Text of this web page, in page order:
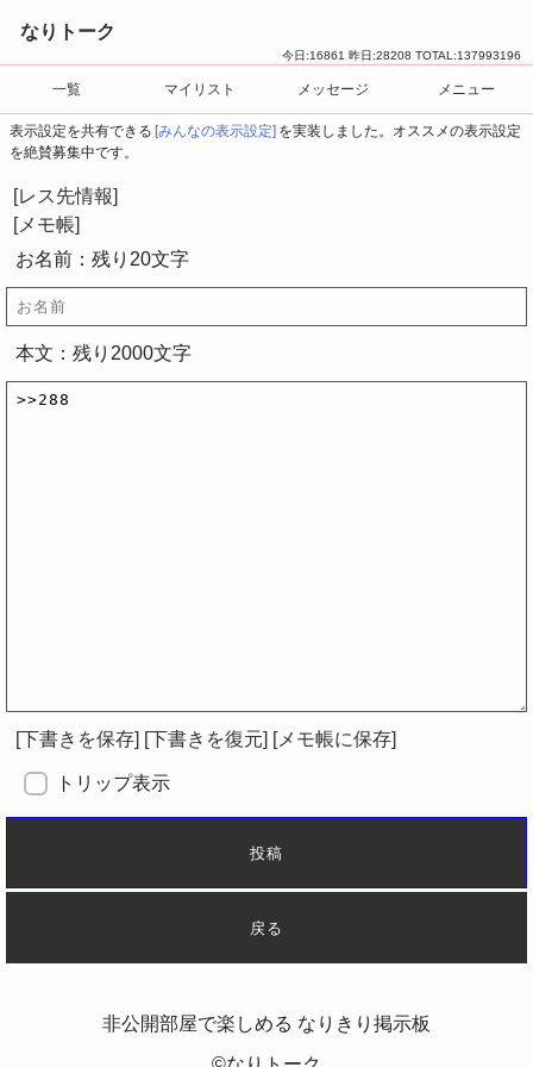
なりトーク
今日:16861 昨日:28208 TOTAL:137993196
一覧 マイリスト メッセージ メニュー
表示設定を共有できる [みんなの表示設定] を実装しました。オススメの表示設定
を絶賛募集中です。
[レス先情報]
[メモ帳]
[本文へ] [コピー] [削除]
お名前：残り 20文字
本文：残り 2000文字
[下書きを保存] [下書きを復元] [メモ帳に保存]
トリップ表示
非公開部屋で楽しめる なりきり掲示板